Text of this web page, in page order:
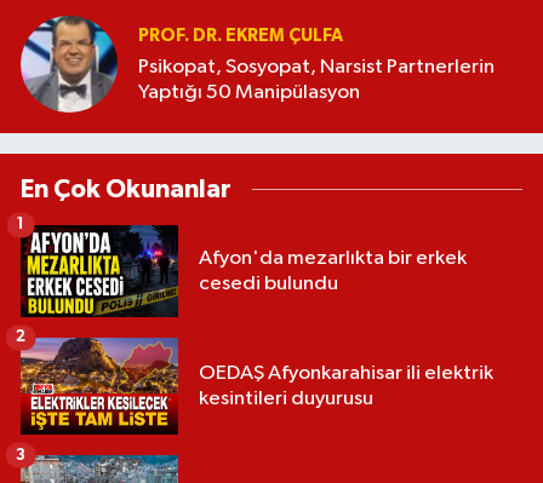
PROF. DR. EKREM ÇULFA
Psikopat, Sosyopat, Narsist Partnerlerin
Yaptığı 50 Manipülasyon
En Çok Okunanlar
Afyon'da mezarlıkta bir erkek
cesedi bulundu
1
OEDAŞ Afyonkarahisar ili elektrik
kesintileri duyurusu
2
3